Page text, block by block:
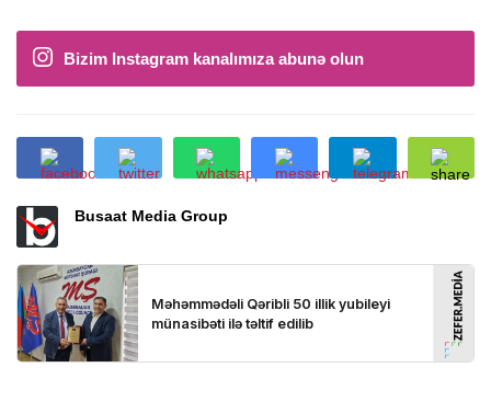
Bizim Instagram kanalımıza abunə olun
Busaat Media Group